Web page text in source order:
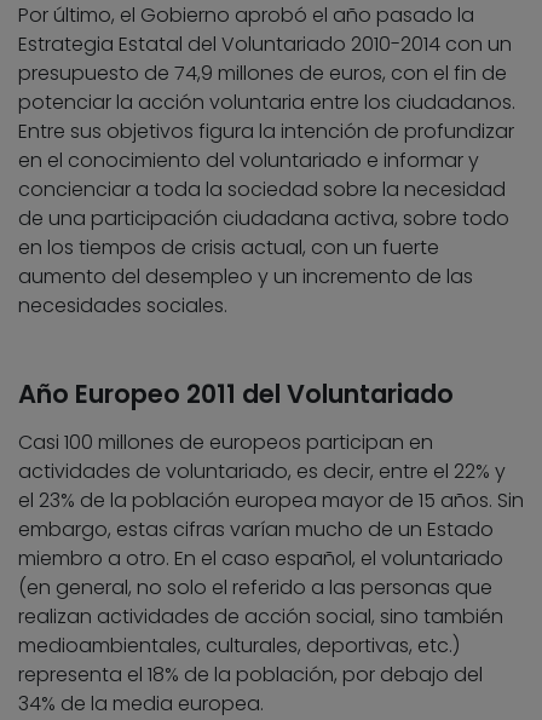
Por último, el Gobierno aprobó el año pasado la
Estrategia Estatal del Voluntariado 2010-2014 con un
presupuesto de 74,9 millones de euros, con el fin de
potenciar la acción voluntaria entre los ciudadanos.
Entre sus objetivos figura la intención de profundizar
en el conocimiento del voluntariado e informar y
concienciar a toda la sociedad sobre la necesidad
de una participación ciudadana activa, sobre todo
en los tiempos de crisis actual, con un fuerte
aumento del desempleo y un incremento de las
necesidades sociales.
Año Europeo 2011 del Voluntariado
Casi 100 millones de europeos participan en
actividades de voluntariado, es decir, entre el 22% y
el 23% de la población europea mayor de 15 años. Sin
embargo, estas cifras varían mucho de un Estado
miembro a otro. En el caso español, el voluntariado
(en general, no solo el referido a las personas que
realizan actividades de acción social, sino también
medioambientales, culturales, deportivas, etc.)
representa el 18% de la población, por debajo del
34% de la media europea.